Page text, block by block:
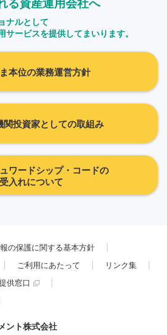
る資産運用会社へ
ナルとして
サービスを提供してまいります。
本位の業務運営方針
関投資家としての取組み
ワードシップ・コードの
受入れについて
の保護に関する基本方針
ご利用にあたって
リンク集
供窓口
ント株式会社